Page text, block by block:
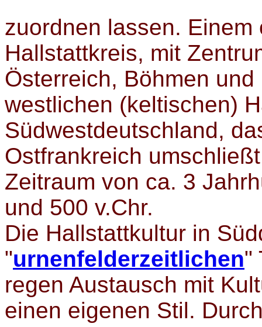
zuordnen lassen.
Hallstattkreis, mit
Österreich, Böhmen
westlichen (keltischen)
Südwestdeutschland,
Ostfrankreich
Zeitraum von ca. 3
und 500 v.Chr.
Die Hallstattkultur in
"urnenfelderzeitlichen"
regen Austausch mit
einen eigenen Stil.